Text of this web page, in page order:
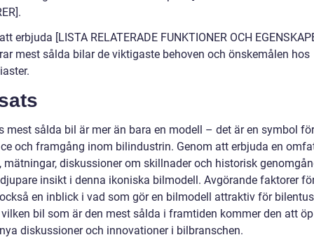
erbjuda [LISTA RELATERADE FUNKTIONER OCH
mest sålda bilar de viktigaste behoven och önskemålen hos
mest sålda bil är mer än bara en modell – det är en symbol för
och framgång inom bilindustrin. Genom att erbjuda en
mätningar, diskussioner om skillnader och historisk
insikt i denna ikoniska bilmodell. Avgörande faktorer
en inblick i vad som gör en bilmodell attraktiv för
bil som är den mest sålda i framtiden kommer den att
diskussioner och innovationer i bilbranschen.